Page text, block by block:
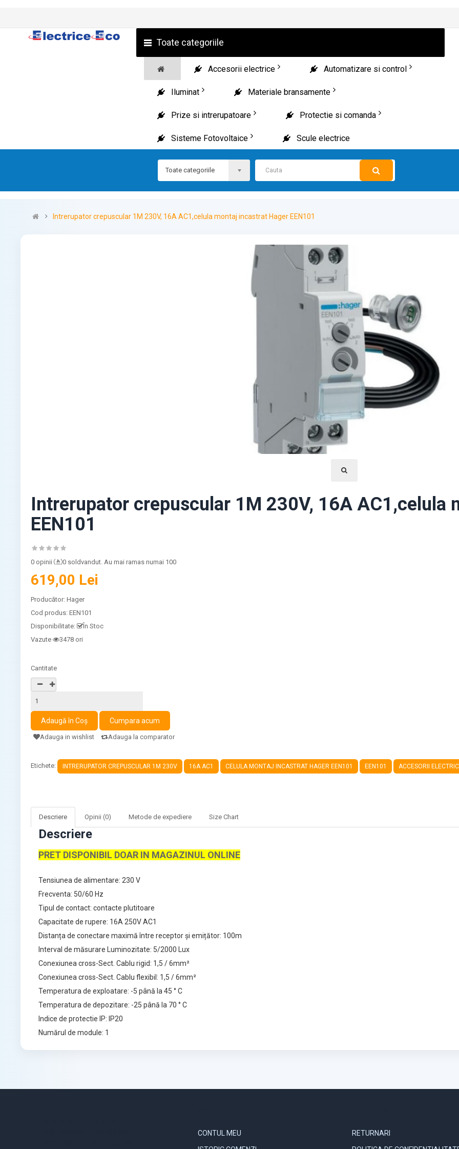
Toate categoriile
Accesorii electrice Automatizare si control
Iluminat Materiale bransamente
Prize si intrerupatoare Protectie si comanda
Sisteme Fotovoltaice Scule electrice
Toate categoriile
Intrerupator crepuscular 1M 230V, 16A AC1,celula montaj incastrat Hager EEN101
Intrerupator crepuscular 1M 230V, 16A AC1,celula
EEN101
0 opinii 0 soldvandut. Au mai ramas numai 100
619,00 Lei
Producător:Hager
Cod produs:EEN101
Disponibilitate:
În Stoc
Vazute
3478 ori
Cantitate
Adauga in wishlist Adauga la comparator
Etichete: INTRERUPATOR CREPUSCULAR 1M 230V 16A AC1 CELULA MONTAJ INCASTRAT HAGER EEN101 EEN101 ACCESORII
Descriere Opinii (0) Metode de expediere Size Chart
Descriere
PRET DISPONIBIL DOAR IN MAGAZINUL ONLINE
Tensiunea de alimentare: 230 V
Frecventa: 50/60 Hz
Tipul de contact: contacte plutitoare
Capacitate de rupere: 16A 250V AC1
Distanța de conectare maximă între receptor și emițător: 100m
Interval de măsurare Luminozitate: 5/2000 Lux
Conexiunea cross-Sect. Cablu rigid: 1,5 / 6mm²
Conexiunea cross-Sect. Cablu flexibil: 1,5 / 6mm²
Temperatura de exploatare: -5 până la 45 ° C
Temperatura de depozitare: -25 până la 70 ° C
Indice de protectie IP: IP20
Numărul de module: 1
CONTUL MEU
RETURNARI